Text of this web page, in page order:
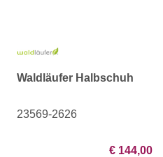
Waldläufer Halbschuh
23569-2626
€ 144,00